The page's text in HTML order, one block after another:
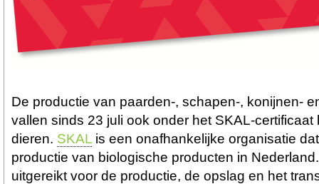
De productie van paarden-, schapen-, konijnen-
vallen sinds 23 juli ook onder het SKAL-certificaat
dieren. SKAL is een onafhankelijke organisatie
productie van biologische producten in
uitgereikt voor de productie, de opslag en het